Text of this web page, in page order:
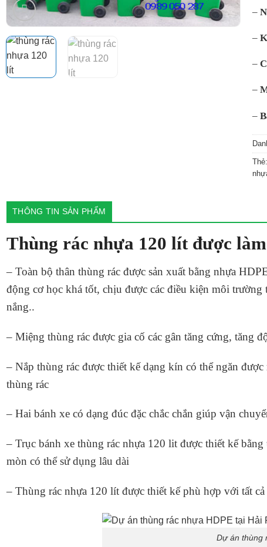
–
–
–
–
–
THÔNG TIN SẢN PHẨM
Thùng rác nhựa 120 lít được
– Toàn bộ thân thùng rác được sản xuất bằng nhựa
động cơ học khá tốt, chịu được các điều kiện môi
nắng..
– Miệng thùng rác được gia cố các gân tăng cứng, tăng
– Nắp thùng rác được thiết kế dạng kín có thể ngăn
thùng rác
– Hai bánh xe có dạng đúc đặc chắc chắn giúp vận
– Trục bánh xethùng rác nhựa 120 litđược thiết kế bằng
mòn có thể sử dụng lâu dài
– Thùng rác nhựa 120 lít được thiết kế phù hợp với tất
Dự án thùng